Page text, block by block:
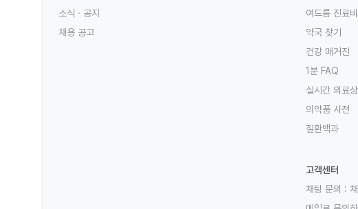
소식 · 공지
채용 공고
여드름 진료비
약국 찾기
건강 매거진
1분 FAQ
실시간 의료
의약품 사전
질환백과
고객센터
채팅 문의 :